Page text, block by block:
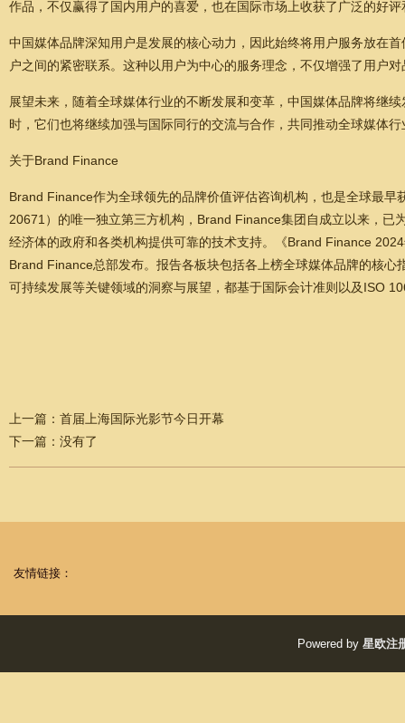
作品，不仅赢得了国内用户的喜爱，也在国际市场上收获了广泛的好评
中国媒体品牌深知用户是发展的核心动力，因此始终将用户服务放在
户之间的紧密联系。这种以用户为中心的服务理念，不仅增强了用户
展望未来，随着全球媒体行业的不断发展和变革，中国媒体品牌将继
时，它们也将继续加强与国际同行的交流与合作，共同推动全球媒体
关于Brand Finance
Brand Finance作为全球领先的品牌价值评估咨询机构，也是全球最
20671）的唯一独立第三方机构，Brand Finance集团自成立以来，
经济体的政府和各类机构提供可靠的技术支持。《Brand Finance
Brand Finance总部发布。报告各板块包括各上榜全球媒体品牌的核
可持续发展等关键领域的洞察与展望，都基于国际会计准则以及ISO
上一篇： 首届上海国际光影节今日开幕
下一篇：没有了
友情链接：
Powered by 星欧注